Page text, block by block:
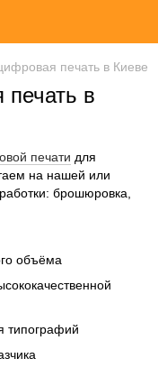
печать в Киеве
в
печати для
на нашей или
брошюровка,
объёма
типографий